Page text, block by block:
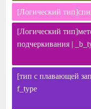
[Логический
[Логический
подчеркивания |
[тип с плавающей
f_type